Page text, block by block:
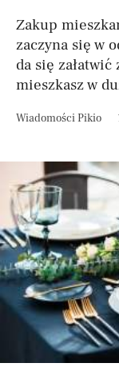
Zakup
zaczyna się w
da się
mieszkasz w
Wiadomości Pikio